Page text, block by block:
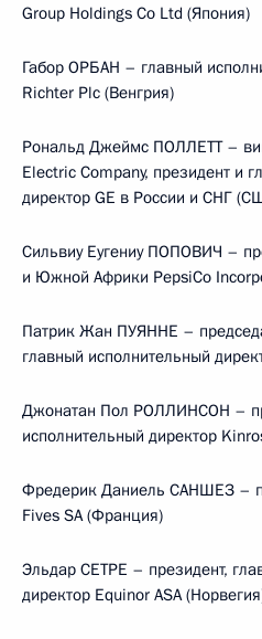
Group Holdings Co Ltd (Япония)
Габор ОРБАН – главный
Richter Plc (Венгрия)
Рональд Джеймс ПОЛЛЕТТ –
Electric Company, президент и
директор GE в России и СНГ
Сильвиу Еугениу ПОПОВИЧ –
и Южной Африки PepsiCo
Патрик Жан ПУЯННЕ –
главный исполнительный
Джонатан Пол РОЛЛИНСОН –
исполнительный директор
Фредерик Даниель САНШЕЗ –
Fives SA (Франция)
Эльдар СЕТРЕ – президент,
директор Equinor ASA